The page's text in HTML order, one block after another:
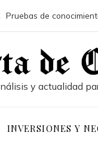
y actualidad
INVERSIONES Y